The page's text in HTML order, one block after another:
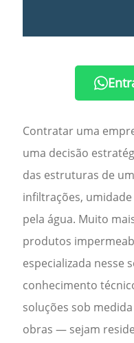
Contratar uma
uma decisão
das estruturas de
infiltrações,
pela água. Muito
produtos
especializada nesse
conhecimento
soluções sob
obras — sejam